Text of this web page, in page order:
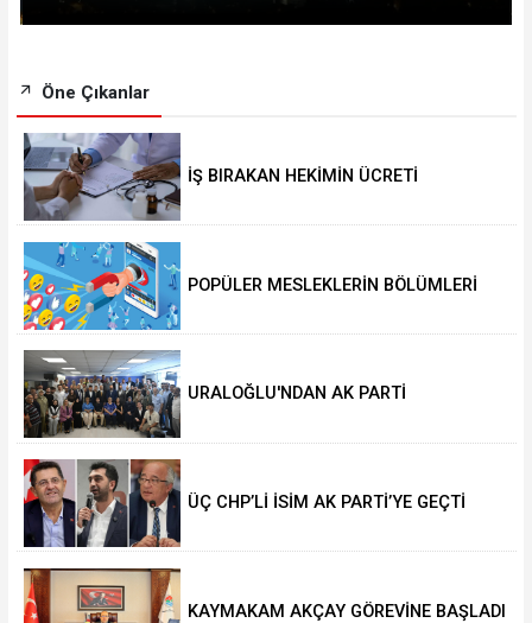
Öne Çıkanlar
İŞ BIRAKAN HEKİMİN ÜCRETİ
POPÜLER MESLEKLERİN BÖLÜMLERİ
URALOĞLU'NDAN AK PARTİ
ÜÇ CHP’Lİ İSİM AK PARTİ’YE GEÇTİ
KAYMAKAM AKÇAY GÖREVİNE BAŞLADI